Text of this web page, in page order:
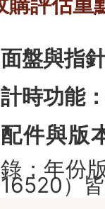
面盤與指針
計時功能：
配件與版
錄；年份
16520）